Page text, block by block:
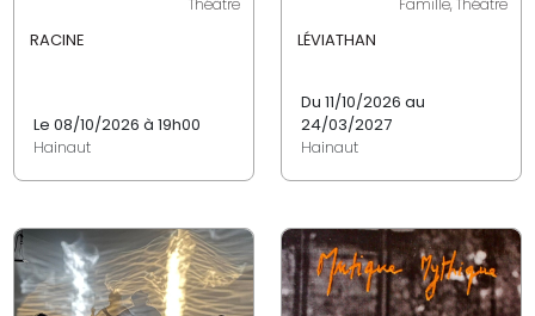
Théâtre
RACINE
Le 08/10/2026 à 19h00
Hainaut
Famille, Théâtre
LÉVIATHAN
Du 11/10/2026 au
24/03/2027
Hainaut